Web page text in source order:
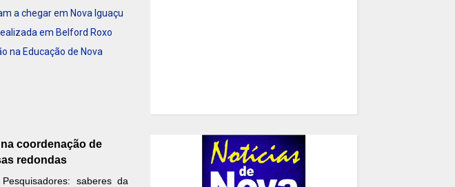
a chegar em Nova Iguaçu
em Belford Roxo
na Educação de Nova
coordenação de
redondas
saberes da